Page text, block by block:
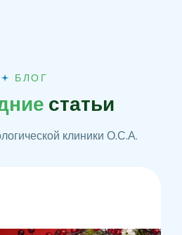
БЛОГ
ние статьи
клиники О.С.А.